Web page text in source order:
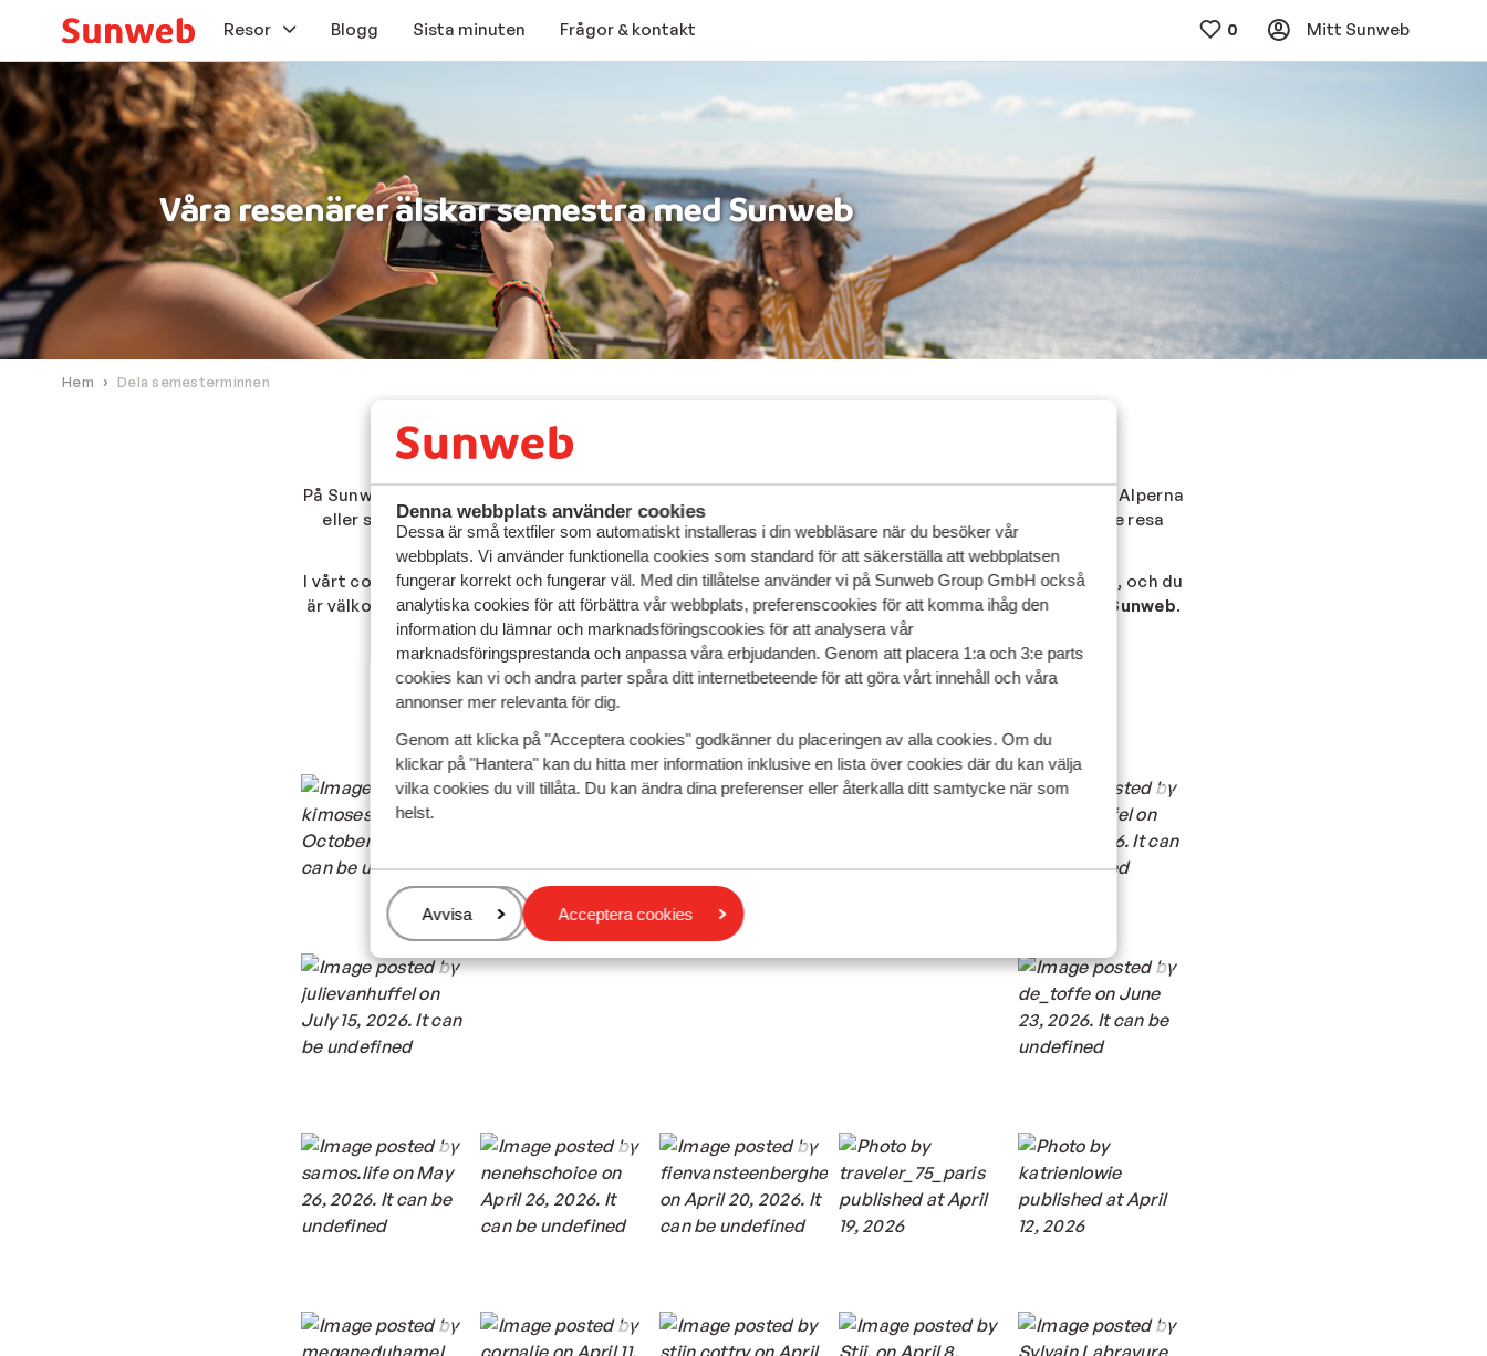
Denna webbplats använder cookies
Dessa är små textfiler som automatiskt installeras i din webbläsare när du besöker vår
webbplats. Vi använder funktionella cookies som standard för att säkerställa att webbplatsen
fungerar korrekt och fungerar väl. Med din tillåtelse använder vi på Sunweb Group GmbH också
analytiska cookies för att förbättra vår webbplats, preferenscookies för att komma ihåg den
information du lämnar och marknadsföringscookies för att analysera vår
marknadsföringsprestanda och anpassa våra erbjudanden. Genom att placera 1:a och 3:e parts
cookies kan vi och andra parter spåra ditt internetbeteende för att göra vårt innehåll och våra
annonser mer relevanta för dig.
Genom att klicka på "Acceptera cookies" godkänner du placeringen av alla cookies. Om du
klickar på "Hantera" kan du hitta mer information inklusive en lista över cookies där du kan välja
vilka cookies du vill tillåta. Du kan ändra dina preferenser eller återkalla ditt samtycke när som
helst.
Hantera
Avvisa Acceptera cookies
Resor Blogg Sista minuten Frågor & kontakt Mitt Sunweb
Solresor
Skidresor
Flygresor
Erbjudanden
Våra resenärer älskar semestra med Sunweb
Hem Dela semesterminnen
Vad våra resenärer säger om oss
På Sunweb lever vi för känslan av att vara på väg. Oavsett om du längtar efter snötäckta toppar i Alperna
eller solvarma dagar vid havet, finns vi här för att inspirera dig till nästa äventyr. För oss är varje resa
början på något magiskt – och vi älskar att få dela den känslan med dig.
I vårt community delar vi med oss av härliga semesterminnen, tips och reseäventyr med varandra, och du
är välkommen att vara med! Dela dina semesterbilder på Instagram och tagga dina bilder med
#Sunweb.
Du kan också använda@Sunweb.